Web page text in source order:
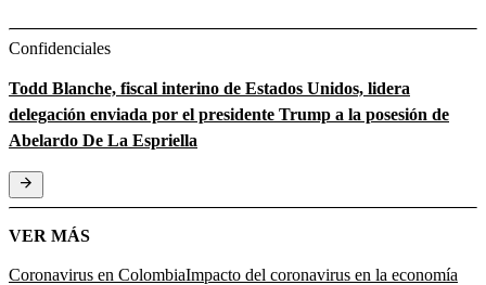
Confidenciales
Todd Blanche, fiscal interino de Estados Unidos, lidera
delegación enviada por el presidente Trump a la posesión de
Abelardo De La Espriella
VER MÁS
Coronavirus en ColombiaImpacto del coronavirus en la economía